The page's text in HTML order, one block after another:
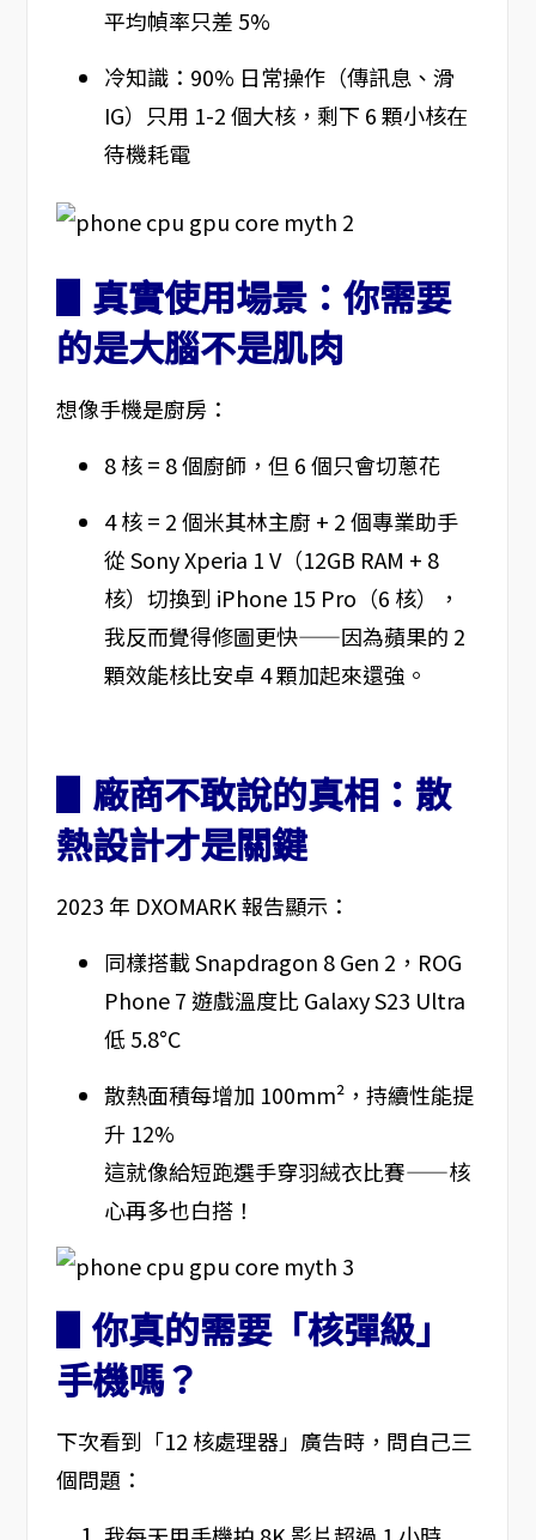
平均幀率只差 5%
冷知識：90% 日常操作（傳訊息、滑
IG）只用 1-2 個大核，剩下 6 顆小核在
待機耗電
▋真實使用場景：你需要
的是大腦不是肌肉
想像手機是廚房：
8 核 = 8 個廚師，但 6 個只會切蔥花
4 核 = 2 個米其林主廚 + 2 個專業助手
從 Sony Xperia 1 V（12GB RAM + 8
核）切換到 iPhone 15 Pro（6 核），
我反而覺得修圖更快——因為蘋果的 2
顆效能核比安卓 4 顆加起來還強。
▋廠商不敢說的真相：散
熱設計才是關鍵
2023 年 DXOMARK 報告顯示：
同樣搭載 Snapdragon 8 Gen 2，ROG
Phone 7 遊戲溫度比 Galaxy S23 Ultra
低 5.8°C
散熱面積每增加 100mm²，持續性能提
升 12%
這就像給短跑選手穿羽絨衣比賽——核
心再多也白搭！
▋你真的需要「核彈級」
手機嗎？
下次看到「12 核處理器」廣告時，問自己三
個問題：